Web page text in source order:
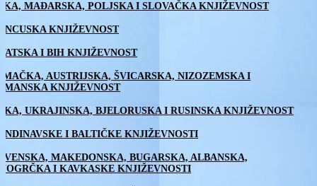
MAĐARSKA, POLJSKA I SLOVAČKA KNJIŽEVNOST
KNJIŽEVNOST
I BIH KNJIŽEVNOST
AUSTRIJSKA, ŠVICARSKA, NIZOZEMSKA I
KNJIŽEVNOST
UKRAJINSKA, BJELORUSKA I RUSINSKA KNJIŽEVNOST
I BALTIČKE KNJIŽEVNOSTI
MAKEDONSKA, BUGARSKA, ALBANSKA,
I KAVKASKE KNJIŽEVNOSTI